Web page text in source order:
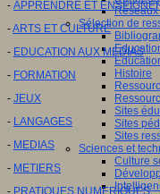
Sélection de
Histoire
Sites
Sites
Sites
Sciences et
Culture
- APPRENDRE ET
-ARTS ET CULTURE
- EDUCATION AUX MEDIAS
- FORMATION
- JEUX
- LANGAGES
- MEDIAS
- METIERS
- PRATIQUES NUMERIQUES